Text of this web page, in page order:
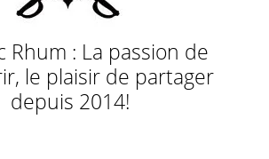
Rhum : La passion de
le plaisir de partager
depuis 2014!